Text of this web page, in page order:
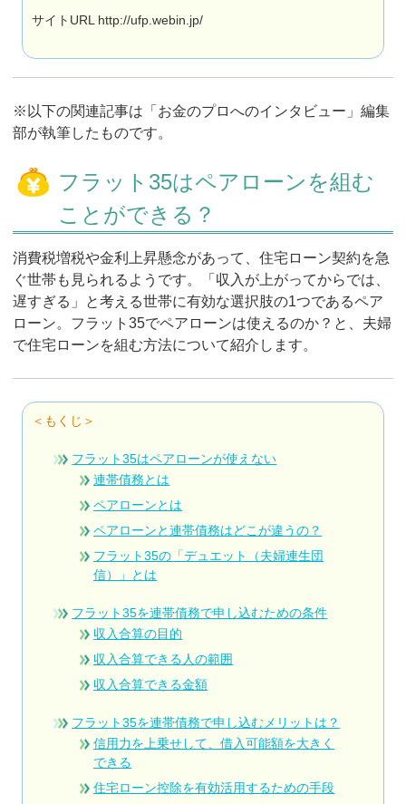
サイトURL http://ufp.webin.jp/
※以下の関連記事は「お金のプロへのインタビュー」編集
部が執筆したものです。
フラット35はペアローンを組む
ことができる？
消費税増税や金利上昇懸念があって、住宅ローン契約を急
ぐ世帯も見られるようです。「収入が上がってからでは、
遅すぎる」と考える世帯に有効な選択肢の1つであるペア
ローン。フラット35でペアローンは使えるのか？と、夫婦
で住宅ローンを組む方法について紹介します。
＜もくじ＞
フラット35はペアローンが使えない
連帯債務とは
ペアローンとは
ペアローンと連帯債務はどこが違うの？
フラット35の「デュエット（夫婦連生団
信）」とは
フラット35を連帯債務で申し込むための条件
収入合算の目的
収入合算できる人の範囲
収入合算できる金額
フラット35を連帯債務で申し込むメリットは？
信用力を上乗せして、借入可能額を大きく
できる
住宅ローン控除を有効活用するための手段